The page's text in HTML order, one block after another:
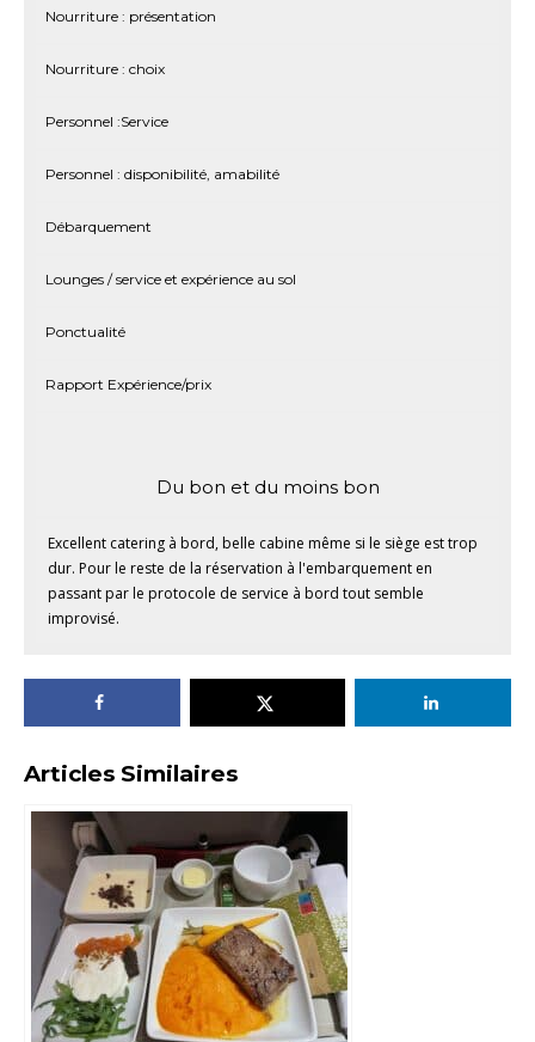
Nourriture : présentation
Nourriture : choix
Personnel :Service
Personnel : disponibilité, amabilité
Débarquement
Lounges / service et expérience au sol
Ponctualité
Rapport Expérience/prix
Du bon et du moins bon
Excellent catering à bord, belle cabine même si le siège est trop
dur. Pour le reste de la réservation à l'embarquement en
passant par le protocole de service à bord tout semble
improvisé.
Articles Similaires